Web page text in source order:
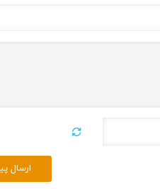
ارسال